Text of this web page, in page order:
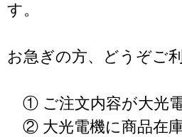
す。
お急ぎの方、どうぞご
① ご注文内容が大光
② 大光電機に商品在